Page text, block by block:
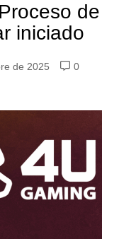
de
iniciado
de 2025
0